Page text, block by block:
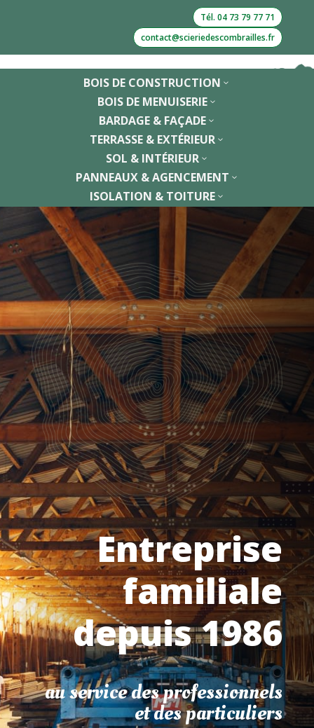
Tél. 04 73 79 77 71
contact@scieriedescombrailles.fr
3
BOIS DE CONSTRUCTION
3
BOIS DE MENUISERIE
3
BARDAGE & FAÇADE
3
TERRASSE & EXTÉRIEUR
3
SOL & INTÉRIEUR
3
PANNEAUX & AGENCEMENT
3
ISOLATION & TOITURE
Entreprise
familiale
depuis 1986
au service des professionnels
et des particuliers